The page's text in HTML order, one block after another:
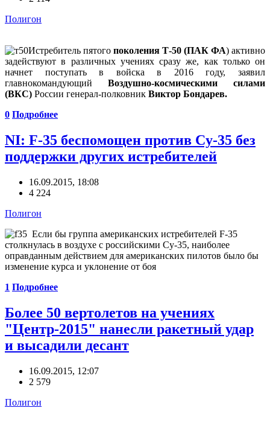
Полигон
Истребитель пятого поколения Т-50 (ПАК ФА) активно
задействуют в различных учениях сразу же, как только он
начнет поступать в войска в 2016 году, заявил
главнокомандующий Воздушно-космическими силами
(ВКС) России генерал-полковник Виктор Бондарев.
0 Подробнее
NI: F-35 беспомощен против Cу-35 без
поддержки других истребителей
16.09.2015, 18:08
4 224
Полигон
Если бы группа американских истребителей F-35
столкнулась в воздухе с российскими Cу-35, наиболее
оправданным действием для американских пилотов было бы
изменение курса и уклонение от боя
1 Подробнее
Более 50 вертолетов на учениях
"Центр-2015" нанесли ракетный удар
и высадили десант
16.09.2015, 12:07
2 579
Полигон